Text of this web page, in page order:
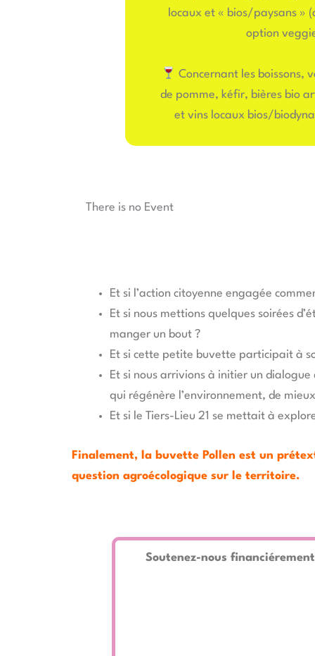
locaux et « bios/paysans »
option
Concernant les boissons,
de pomme, kéfir, bières bio
et vins locaux bios/
There is no Event
Et si l’action citoyenne engagée
Et si nous mettions quelques soirées
manger un bout ?
Et si cette petite buvette participait à
Et si nous arrivions à initier un
qui régénère l’environnement, de
Et si le Tiers-Lieu 21 se mettait à
Finalement, la buvette Pollen est un
question agroécologique sur le territoire.
Soutenez-nous financiérement